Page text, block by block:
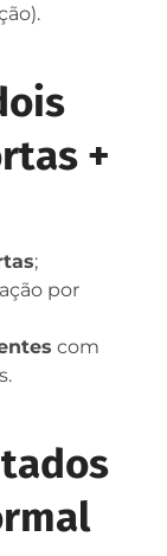
+
;
por
com